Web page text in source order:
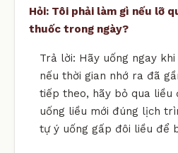
Hỏi: Tôi phải làm gì nếu lỡ
thuốc trong ngày?
Trả lời: Hãy uống ngay
nếu thời gian nhớ ra đã
tiếp theo, hãy bỏ qua liều
uống liều mới đúng lịch
tự ý uống gấp đôi liều để